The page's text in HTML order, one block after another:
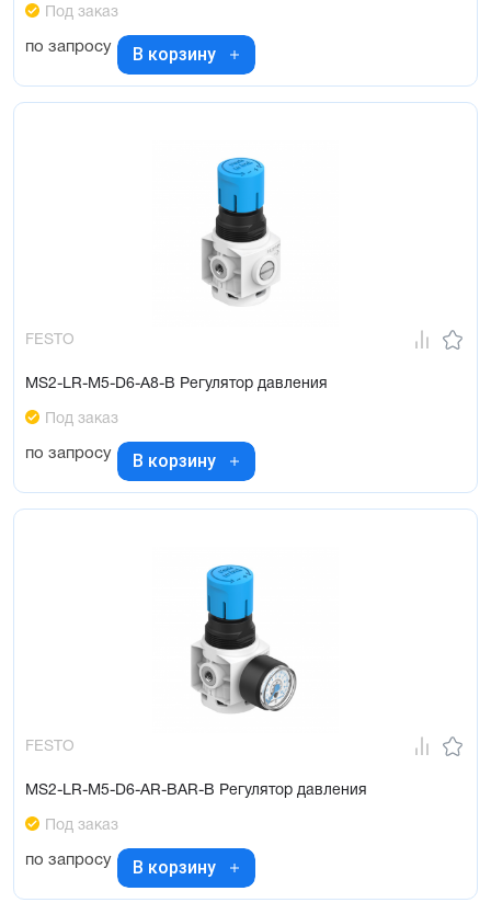
Под заказ
по запросу В корзину
FESTO
MS2-LR-M5-D6-A8-B Регулятор давления
Под заказ
по запросу В корзину
FESTO
MS2-LR-M5-D6-AR-BAR-B Регулятор давления
Под заказ
по запросу В корзину